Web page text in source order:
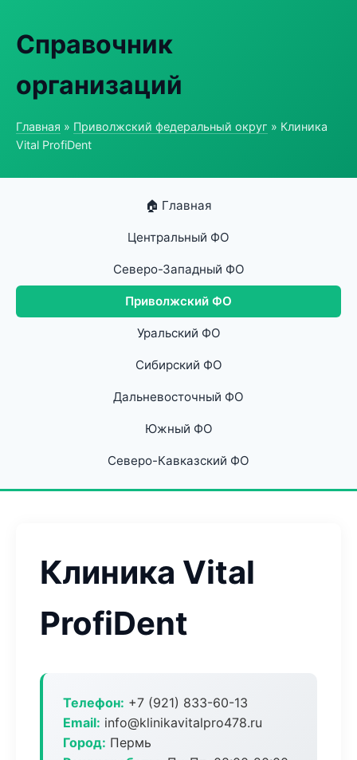
Справочник
организаций
Главная » Приволжский федеральный округ » Клиника
Vital ProfiDent
🏠 Главная
Центральный ФО
Северо-Западный ФО
Приволжский ФО
Уральский ФО
Сибирский ФО
Дальневосточный ФО
Южный ФО
Северо-Кавказский ФО
Клиника Vital
ProfiDent
Телефон: +7 (921) 833-60-13
Email: info@klinikavitalpro478.ru
Город: Пермь